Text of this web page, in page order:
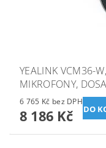
YEALINK VCM36-
MIKROFONY,
6 765 Kč bez DPH
8 186 Kč